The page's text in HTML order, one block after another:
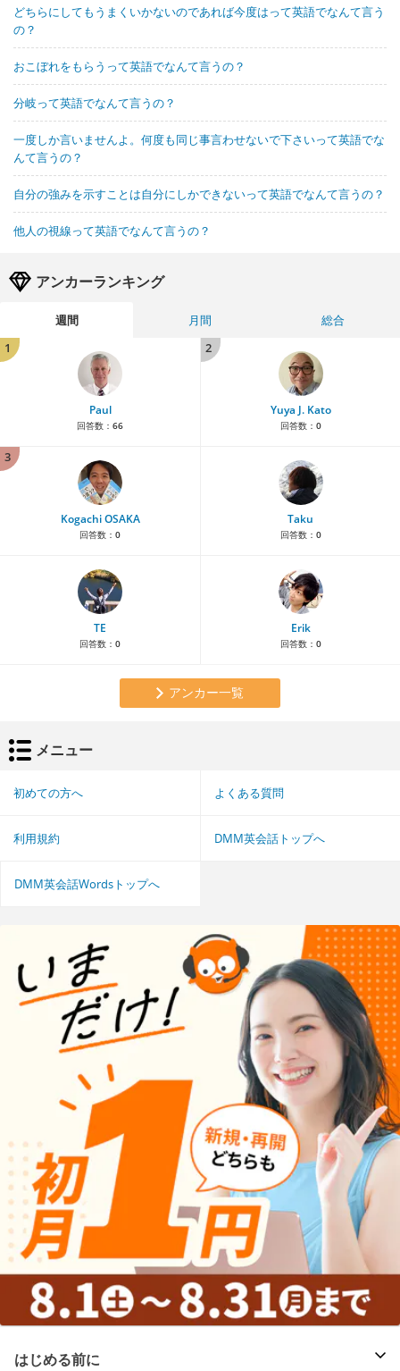
どちらにしてもうまくいかないのであれば今度はって英語でなんて言う
の？
おこぼれをもらうって英語でなんて言うの？
分岐って英語でなんて言うの？
一度しか言いませんよ。何度も同じ事言わせないで下さいって英語でな
んて言うの？
自分の強みを示すことは自分にしかできないって英語でなんて言うの？
他人の視線って英語でなんて言うの？
アンカーランキング
週間 月間
総合
1
Paul
回答数： 66
2
Yuya J. Kato
回答数： 0
3
Kogachi OSAKA
回答数： 0
Taku
回答数： 0
TE
回答数： 0
Erik
回答数： 0
アンカー一覧
メニュー
初めての方へ よくある質問
利用規約 DMM英会話トップへ
DMM英会話Wordsトップへ
はじめる前に